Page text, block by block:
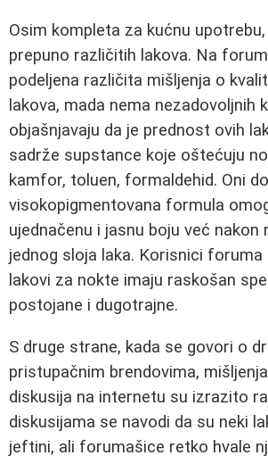
Osim kompleta za kućnu
prepuno različitih lakova. Na
podeljena različita mišljenja o
lakova, mada nema nezadovoljnih
objašnjavaju da je prednost ovih
sadrže supstance koje oštećuju
kamfor, toluen, formaldehid. Oni
visokopigmentovana formula
ujednačenu i jasnu boju već nakon
jednog sloja laka. Korisnici foruma
lakovi za nokte imaju raskošan
postojane i dugotrajne.
S druge strane, kada se govori o
pristupačnim brendovima,
diskusija na internetu su izrazito
diskusijama se navodi da su neki
jeftini, ali forumašice retko hvale